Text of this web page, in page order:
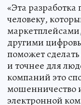
«Эта
человеку,
другими
поможет
и точнее для
компаний это
мошенничество
электронной